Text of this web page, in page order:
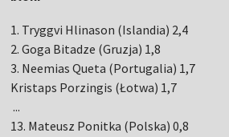
1. Tryggvi Hlinason (Islandia) 2,4
2. Goga Bitadze (Gruzja) 1,8
3. Neemias Queta (Portugalia) 1,7
Kristaps Porzingis (Łotwa) 1,7
...
13. Mateusz Ponitka (Polska) 0,8